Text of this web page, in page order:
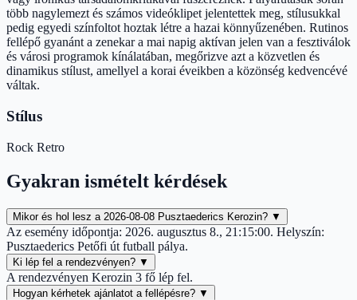
több nagylemezt és számos videóklipet jelentettek meg, stílusukkal
pedig egyedi színfoltot hoztak létre a hazai könnyűzenében. Rutinos
fellépő gyanánt a zenekar a mai napig aktívan jelen van a fesztiválok
és városi programok kínálatában, megőrizve azt a közvetlen és
dinamikus stílust, amellyel a korai éveikben a közönség kedvencévé
váltak.
Stílus
Rock Retro
Gyakran ismételt kérdések
Mikor és hol lesz a 2026-08-08 Pusztaederics Kerozin? ▼
Az esemény időpontja: 2026. augusztus 8., 21:15:00. Helyszín:
Pusztaederics Petőfi út futball pálya.
Ki lép fel a rendezvényen? ▼
A rendezvényen Kerozin 3 fő lép fel.
Hogyan kérhetek ajánlatot a fellépésre? ▼